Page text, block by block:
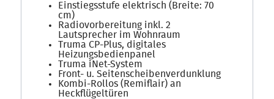
Einstiegsstufe elektrisch (Breite: 70
cm)
Radiovorbereitung inkl. 2
Lautsprecher im Wohnraum
Truma CP-Plus, digitales
Heizungsbedienpanel
Truma iNet-System
Front- u. Seitenscheibenverdunklung
Kombi-Rollos (Remiflair) an
Heckflügeltüren